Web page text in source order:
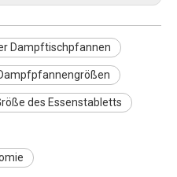
Dampftischpfannen
des Essenstabletts